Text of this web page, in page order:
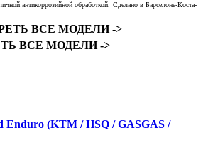
антикоррозийной обработкой. Сделано в Барселоне-Коста-
ВСЕ МОДЕЛИ ->
ВСЕ МОДЕЛИ ->
Enduro (KTM / HSQ / GASGAS /